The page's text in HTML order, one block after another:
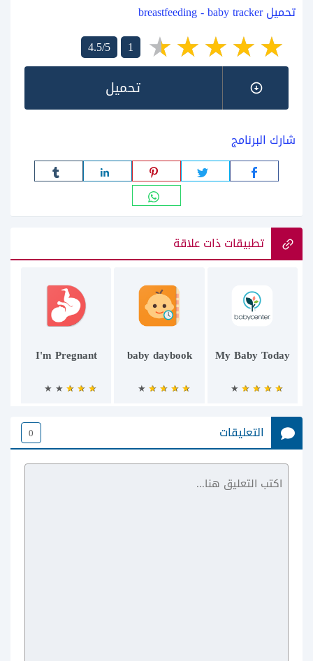
تحميل breastfeeding - baby tracker
4.5/5
1
تحميل
شارك البرنامج
تطبيقات ذات علاقة
My Baby Today
baby daybook
I'm Pregnant
Period Tracker
التعليقات 0